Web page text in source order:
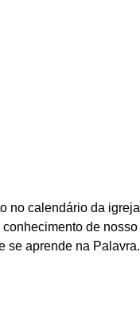
no calendário da
de
se aprende na Palavra.